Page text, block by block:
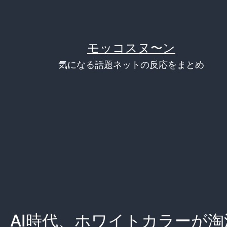
モッコスヌ〜ン
気になる話題ネットの反応をまとめ
AI時代、ホワイトカラーが